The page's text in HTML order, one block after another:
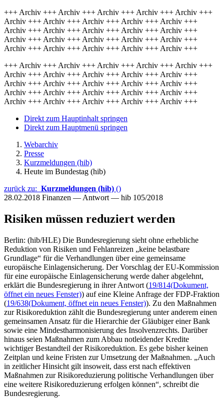
+++ Archiv +++ Archiv +++ Archiv +++ Archiv +++ Archiv +++
Archiv +++ Archiv +++ Archiv +++ Archiv +++ Archiv +++
Archiv +++ Archiv +++ Archiv +++ Archiv +++ Archiv +++
Archiv +++ Archiv +++ Archiv +++ Archiv +++ Archiv +++
Archiv +++ Archiv +++ Archiv +++ Archiv +++ Archiv +++
+++ Archiv +++ Archiv +++ Archiv +++ Archiv +++ Archiv +++
Archiv +++ Archiv +++ Archiv +++ Archiv +++ Archiv +++
Archiv +++ Archiv +++ Archiv +++ Archiv +++ Archiv +++
Archiv +++ Archiv +++ Archiv +++ Archiv +++ Archiv +++
Archiv +++ Archiv +++ Archiv +++ Archiv +++ Archiv +++
Direkt zum Hauptinhalt springen
Direkt zum Hauptmenü springen
Webarchiv
Presse
Kurzmeldungen (hib)
Heute im Bundestag (hib)
zurück zu: Kurzmeldungen (hib) ()
28.02.2018 Finanzen — Antwort — hib 105/2018
Risiken müssen reduziert werden
Berlin: (hib/HLE) Die Bundesregierung sieht ohne erhebliche
Reduktion von Risiken und Fehlanreizen „keine belastbare
Grundlage“ für die Verhandlungen über eine gemeinsame
europäische Einlagensicherung. Der Vorschlag der EU-Kommission
für eine europäische Einlagensicherung werde daher abgelehnt,
erklärt die Bundesregierung in ihrer Antwort (19/814(Dokument,
öffnet ein neues Fenster)) auf eine Kleine Anfrage der FDP-Fraktion
(19/638(Dokument, öffnet ein neues Fenster)). Zu den Maßnahmen
zur Risikoreduktion zählt die Bundesregierung unter anderem einen
gemeinsamen Ansatz für die Hierarchie der Gläubiger einer Bank
sowie eine Mindestharmonisierung des Insolvenzrechts. Darüber
hinaus seien Maßnahmen zum Abbau notleidender Kredite
wichtiger Bestandteil der Risikoreduktion. Es gebe bisher keinen
Zeitplan und keine Fristen zur Umsetzung der Maßnahmen. „Auch
in zeitlicher Hinsicht gilt insoweit, dass erst nach effektiven
Maßnahmen zur Risikoreduzierung politische Verhandlungen über
eine weitere Risikoreduzierung erfolgen können“, schreibt die
Bundesregierung.